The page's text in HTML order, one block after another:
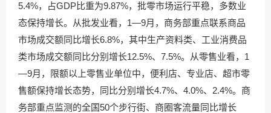
5.4%，占GDP比重为9.87%，批零市场运行平稳，多数业
态保持增长。从批发业看，1—9月，商务部重点联系商品
市场成交额同比增长6.8%，其中生产资料类、工业消费品
类市场成交额同比分别增长12.5%、7.5%。从零售业看，1
—9月，限额以上零售业单位中，便利店、专业店、超市零
售额保持增长态势，同比分别增长4.7%、4.0%、2.4%。商
务部重点监测的全国50个步行街、商圈客流量同比增长